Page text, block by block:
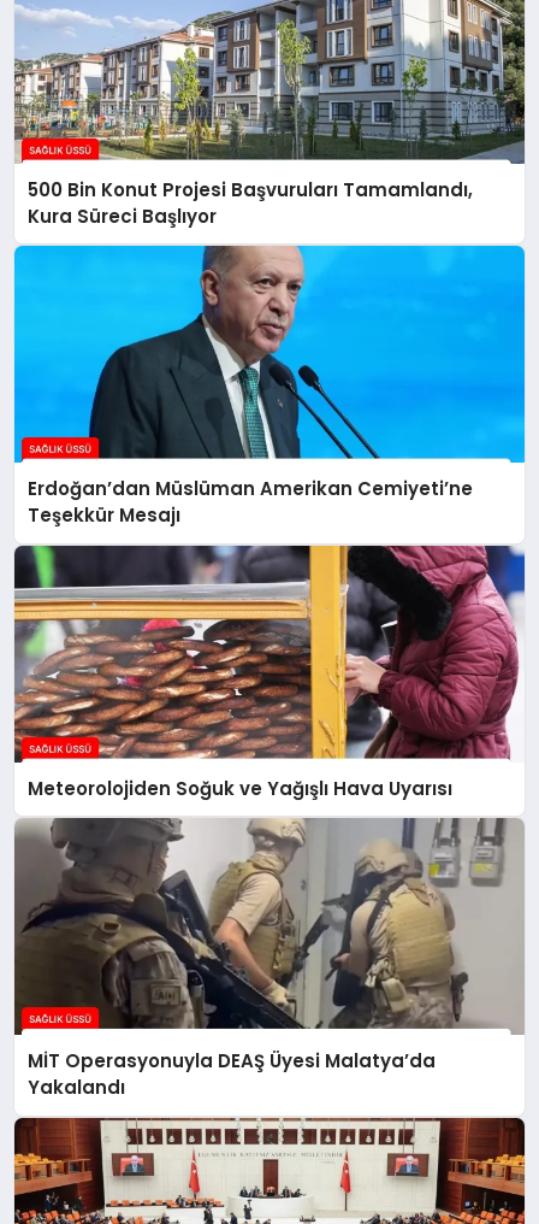
500 Bin Konut Projesi Başvuruları Tamamlandı,
Kura Süreci Başlıyor
Erdoğan’dan Müslüman Amerikan Cemiyeti’ne
Teşekkür Mesajı
Meteorolojiden Soğuk ve Yağışlı Hava Uyarısı
MİT Operasyonuyla DEAŞ Üyesi Malatya’da
Yakalandı